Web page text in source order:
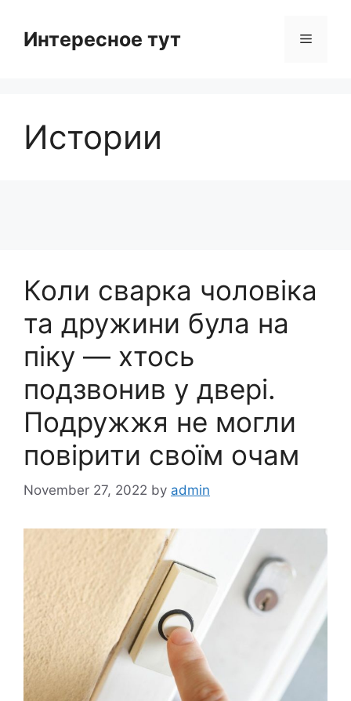
contentИнтересное тут Menu
Истории
Коли сварка чоловіка
та дружини була на
піку — хтось
подзвонив у двері.
Подружжя не могли
повірити своїм очам
November 27, 2022 by admin